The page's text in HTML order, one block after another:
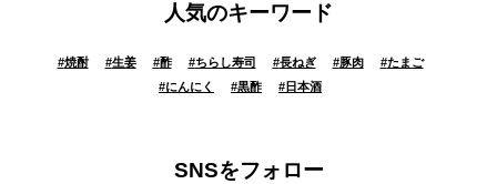
人気のキーワード
#焼酎 #生姜 #酢 #ちらし寿司 #長ねぎ #豚肉 #たまご
#にんにく #黒酢 #日本酒
SNSをフォロー